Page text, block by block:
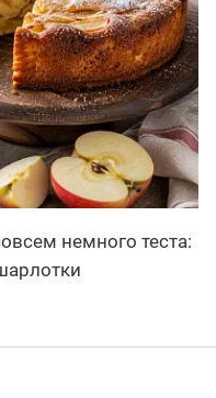
немного теста: